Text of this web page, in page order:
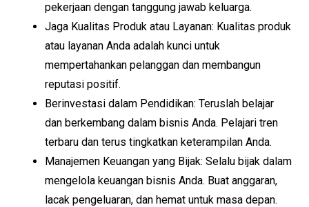
pekerjaan dengan tanggung jawab keluarga.
Jaga Kualitas Produk atau Layanan: Kualitas produk
atau layanan Anda adalah kunci untuk
mempertahankan pelanggan dan membangun
reputasi positif.
Berinvestasi dalam Pendidikan: Teruslah belajar
dan berkembang dalam bisnis Anda. Pelajari tren
terbaru dan terus tingkatkan keterampilan Anda.
Manajemen Keuangan yang Bijak: Selalu bijak dalam
mengelola keuangan bisnis Anda. Buat anggaran,
lacak pengeluaran, dan hemat untuk masa depan.